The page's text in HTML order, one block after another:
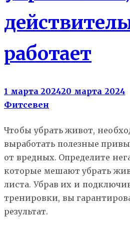
работает
1 марта 202420 марта 2024
Фитсевен
Чтобы убрать живот,
выработать полезные
от вредных. Определите
которые мешают убрать
листа. Убрав их и
тренировки, вы
результат.